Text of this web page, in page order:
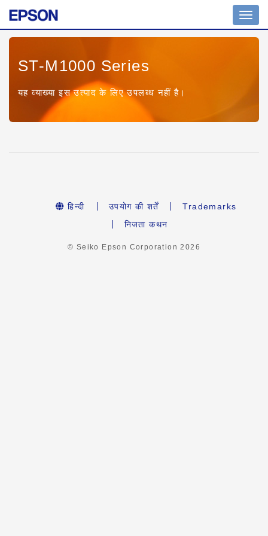
ST-M1000 Series
यह व्याख्या इस उत्पाद के लिए उपलब्ध नहीं है।
हिन्दी उपयोग की शर्तें
Trademarks
निजता कथन
© Seiko Epson Corporation2026